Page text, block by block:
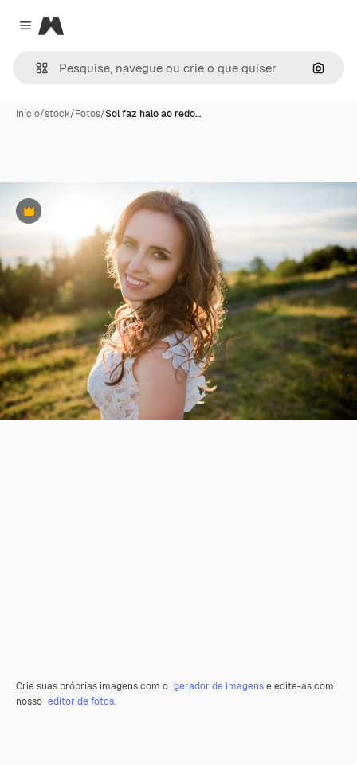
Close menu
Magnific
Início/stock/Fotos/Sol faz halo ao redo…
Premium
Crie suas próprias imagens com o gerador de imagense edite-as com
nosso editor de fotos.